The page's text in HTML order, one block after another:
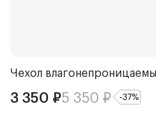
Чехол
3 350 ₽5 350 ₽ -37%